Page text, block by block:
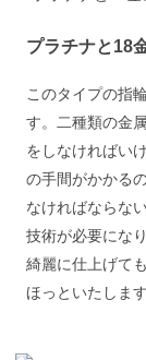
プラチナと18
このタイプの指
す。二種類の金
をしなければい
の手間がかかる
なければならな
技術が必要にな
綺麗に仕上げて
ほっといたします